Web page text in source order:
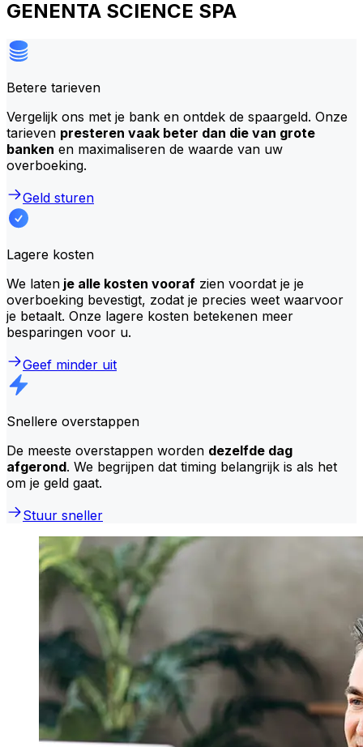
GENENTA SCIENCE SPA
Betere tarieven
Vergelijk ons met je bank en ontdek de spaargeld. Onze
tarieven presteren vaak beter dan die van grote
banken en maximaliseren de waarde van uw
overboeking.
Geld sturen
Lagere kosten
We laten je alle kosten vooraf zien voordat je je
overboeking bevestigt, zodat je precies weet waarvoor
je betaalt. Onze lagere kosten betekenen meer
besparingen voor u.
Geef minder uit
Snellere overstappen
De meeste overstappen worden dezelfde dag
afgerond. We begrijpen dat timing belangrijk is als het
om je geld gaat.
Stuur sneller